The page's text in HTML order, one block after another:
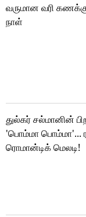
வருமான வரி
நாள்
துல்கர் சல்மானின்
'பொம்மா பொம்மா'...
ரொமான்டிக் மெலடி!